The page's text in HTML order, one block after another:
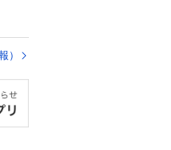
）